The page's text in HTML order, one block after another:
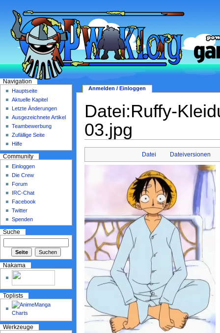
Datei:Ruffy-
03.jpg
Datei Dateiversionen
Anmelden / Einloggen
Navigation
Hauptseite
Aktuelle Kapitel
Letzte Änderungen
Ausgezeichnete Artikel
Teambewerbung
Zufällige Seite
Hilfe
Community
Einloggen
Die Crew
Forum
IRC-Chat
Facebook
Twitter
Spenden
Suche
Nakama
Toplists
Werkzeuge